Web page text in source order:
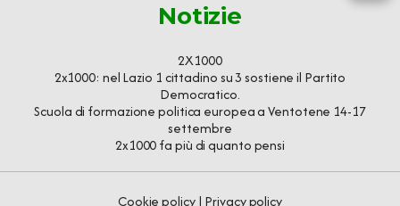
Notizie
2X1000
2x1000: nel Lazio 1 cittadino su 3 sostiene il Partito
Democratico.
Scuola di formazione politica europea a Ventotene 14-17
settembre
2x1000 fa più di quanto pensi
Cookie policy| Privacy policy